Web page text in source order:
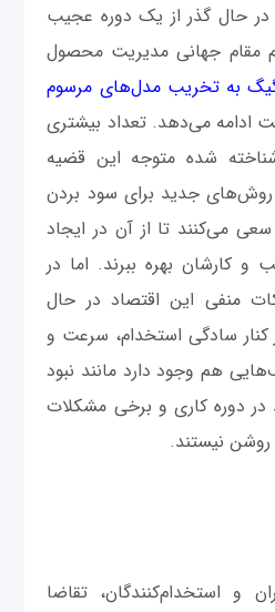
در حال گذر از یک دوره عجیب
مقام جهانی مدیریت محصول
به‌ تخریب مدل‌های مرسوم
ادامه می‌دهد. تعداد بیشتری
‌شده متوجه این قضیه
جدید برای سود بردن
می‌کنند تا از آن در ایجاد
بهره ببرند. اما در
منفی این اقتصاد در حال
سادگی استخدام، سرعت و
هم وجود دارد مانند نبود
دوره کاری و برخی مشکلات
نیستند.
و استخدام‌کنندگان، تقاضا